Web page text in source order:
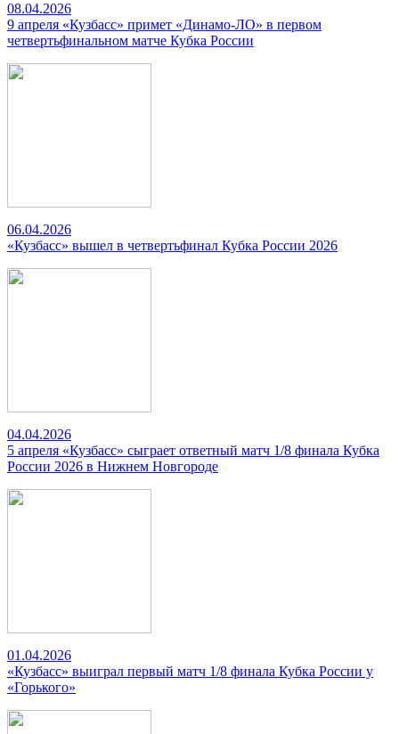
08.04.2026
9 апреля «Кузбасс» примет «Динамо-ЛО» в первом
четвертьфинальном матче Кубка России
06.04.2026
«Кузбасс» вышел в четвертьфинал Кубка России 2026
04.04.2026
5 апреля «Кузбасс» сыграет ответный матч 1/8 финала Кубка
России 2026 в Нижнем Новгороде
01.04.2026
«Кузбасс» выиграл первый матч 1/8 финала Кубка России у
«Горького»